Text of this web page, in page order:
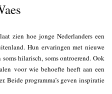
zien hoe jonge Nederlanders een
Hun ervaringen met nieuwe
hilarisch, soms ontroerend. Ook
voor wie behoefte heeft aan een
Beide programma’s geven inspiratie